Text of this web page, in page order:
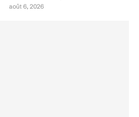
août 6, 2026